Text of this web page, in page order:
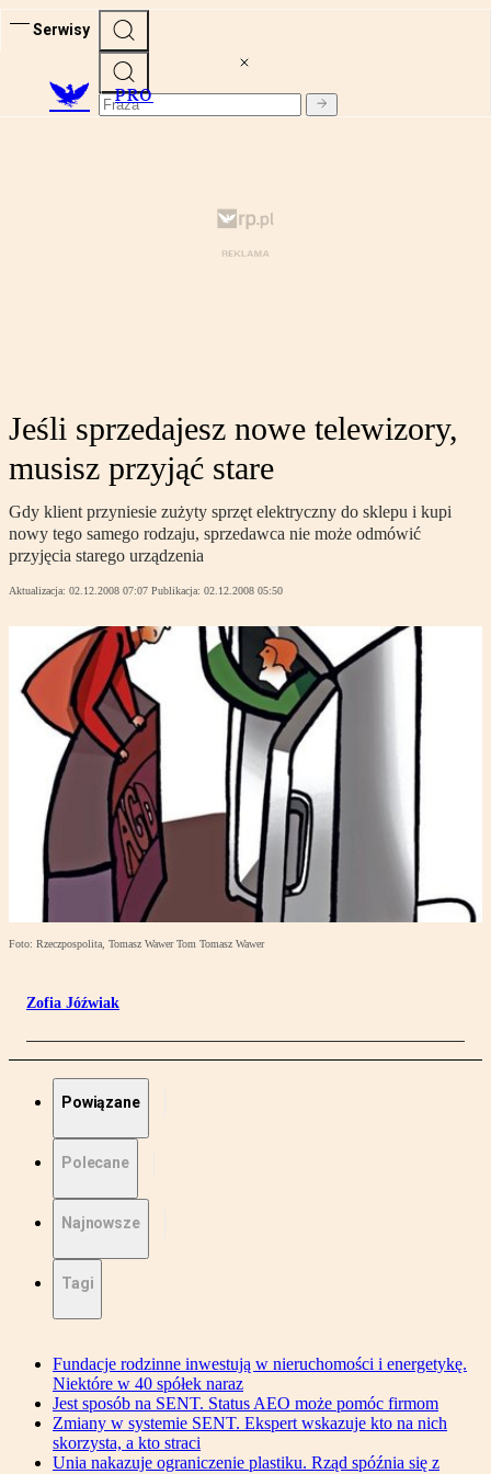
Serwisy
PRO
Jeśli sprzedajesz nowe telewizory,
musisz przyjąć stare
Gdy klient przyniesie zużyty sprzęt elektryczny do sklepu i kupi
nowy tego samego rodzaju, sprzedawca nie może odmówić
przyjęcia starego urządzenia
Aktualizacja: 02.12.2008 07:07 Publikacja: 02.12.2008 05:50
Foto: Rzeczpospolita, Tomasz Wawer Tom Tomasz Wawer
Zofia Jóźwiak
Powiązane
Polecane
Najnowsze
Tagi
Fundacje rodzinne inwestują w nieruchomości i energetykę.
Niektóre w 40 spółek naraz
Jest sposób na SENT. Status AEO może pomóc firmom
Zmiany w systemie SENT. Ekspert wskazuje kto na nich
skorzysta, a kto straci
Unia nakazuje ograniczenie plastiku. Rząd spóźnia się z